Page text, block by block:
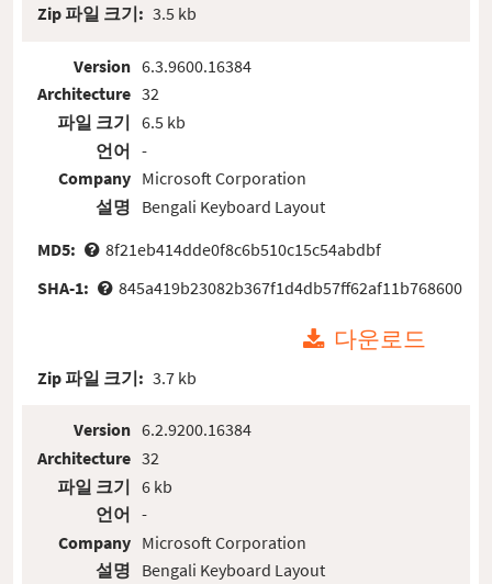
Zip 파일 크기: 3.5 kb
Version
Architecture
파일 크기
언어
Company
설명
6.3.9600.16384
32
6.5 kb
-
Microsoft Corporation
Bengali Keyboard Layout
MD5:
8f21eb414dde0f8c6b510c15c54abdbf
SHA-1:
845a419b23082b367f1d4db57ff62af11b768600
다운로드
Zip 파일 크기: 3.7 kb
Version
Architecture
파일 크기
언어
Company
설명
6.2.9200.16384
32
6 kb
-
Microsoft Corporation
Bengali Keyboard Layout